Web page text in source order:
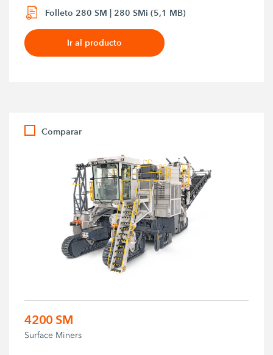
Folleto 280 SM | 280 SMi (5,1 MB)
Ir al producto
Comparar
4200 SM
Surface Miners